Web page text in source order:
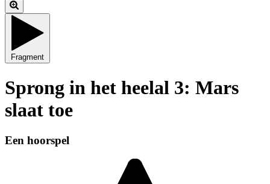
Fragment
Sprong in het heelal 3: Mars
slaat toe
Een hoorspel